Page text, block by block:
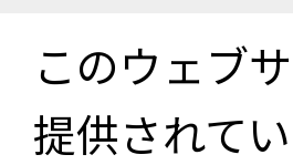
このウェブ
提供されて